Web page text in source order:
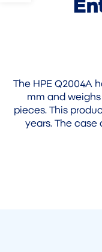
The HPE Q2004A
mm and weighs
pieces. This
years. The case